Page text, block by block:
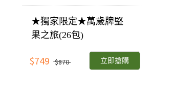
★獨家限定★萬歲牌堅
果之旅(26包)
$749 $870 立即搶購